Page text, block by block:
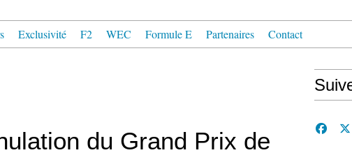
Exclusivité F2 WEC Formule E Partenaires Contact
du Grand Prix de